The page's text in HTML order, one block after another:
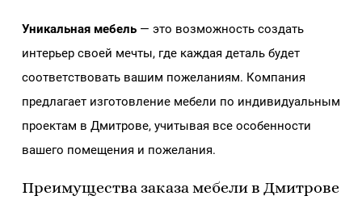
Уникальная мебель— это возможность создать
интерьер своей мечты, где каждая деталь будет
соответствовать вашим пожеланиям. Компания
предлагает изготовление мебели по индивидуальным
проектам в Дмитрове, учитывая все особенности
вашего помещения и пожелания.
Преимущества заказа мебели в Дмитрове